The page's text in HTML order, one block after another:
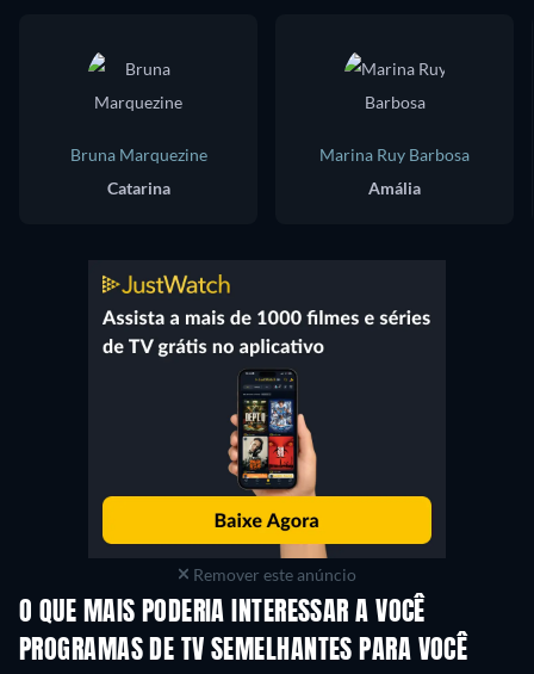
Bruna Marquezine
Catarina
Marina Ruy Barbosa
Amália
Remover este anúncio
O QUE MAIS PODERIA INTERESSAR A VOCÊ
Série Série
PROGRAMAS DE TV SEMELHANTES PARA VOCÊ